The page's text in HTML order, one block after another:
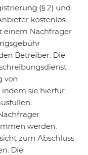
(§ 2) und
kostenlos.
einem Nachfrager
Betreiber. Die
von
indem sie hierfür
werden.
zum Abschluss
Die